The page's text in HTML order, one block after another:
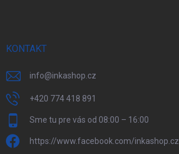
KONTAKT
info@inkashop.cz
+420 774 418 891
Sme tu pre vás od 08:00 – 16:00
https://www.facebook.com/inkashop.cz